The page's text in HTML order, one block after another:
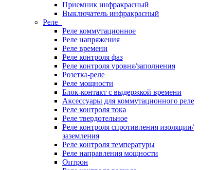
Приемник инфракрасный
Выключатель инфракрасный
Реле
Реле коммутационное
Реле напряжения
Реле времени
Реле контроля фаз
Реле контроля уровня/заполнения
Розетка-реле
Реле мощности
Блок-контакт с выдержкой времени
Аксессуары для коммутационного реле
Реле контроля тока
Реле твердотельное
Реле контроля спротивления изоляции/
заземления
Реле контроля температуры
Реле направления мощности
Оптрон